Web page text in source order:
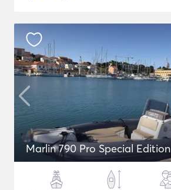
Marlin 790 Pro Special Edition